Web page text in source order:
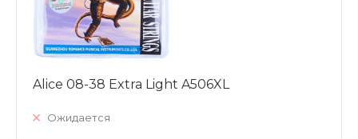
Alice 08-38 Extra Light A506XL
Ожидается